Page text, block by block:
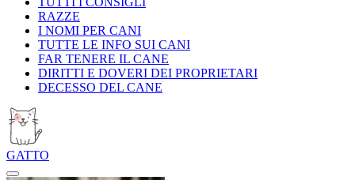
RAZZE
I NOMI PER CANI
TUTTE LE INFO SUI CANI
FAR TENERE IL CANE
DIRITTI E DOVERI DEI PROPRIETARI
DECESSO DEL CANE
GATTO